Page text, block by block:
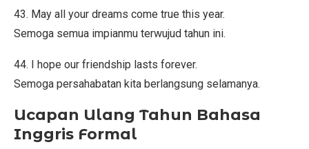
43. May all your dreams come true this year.
Semoga semua impianmu terwujud tahun ini.
44. I hope our friendship lasts forever.
Semoga persahabatan kita berlangsung selamanya.
Ucapan Ulang Tahun Bahasa
Inggris Formal